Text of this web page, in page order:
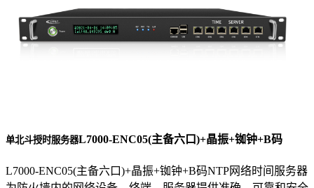
单北斗授时服务器L7000-ENC05(主备六口)+晶振+铷钟+B码
L7000-ENC05(主备六口)+晶振+铷钟+B码NTP网络时间服务器